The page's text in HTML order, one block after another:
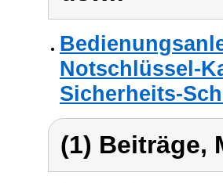
Notschlüssel-
Sicherheits-
(1) Beiträge,